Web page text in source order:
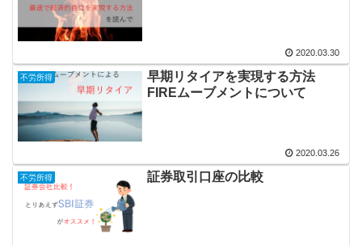
2020.03.30
不労所得
早期リタイアを実現する方法
FIREムーブメントについて
2020.03.26
不労所得 証券取引口座の比較